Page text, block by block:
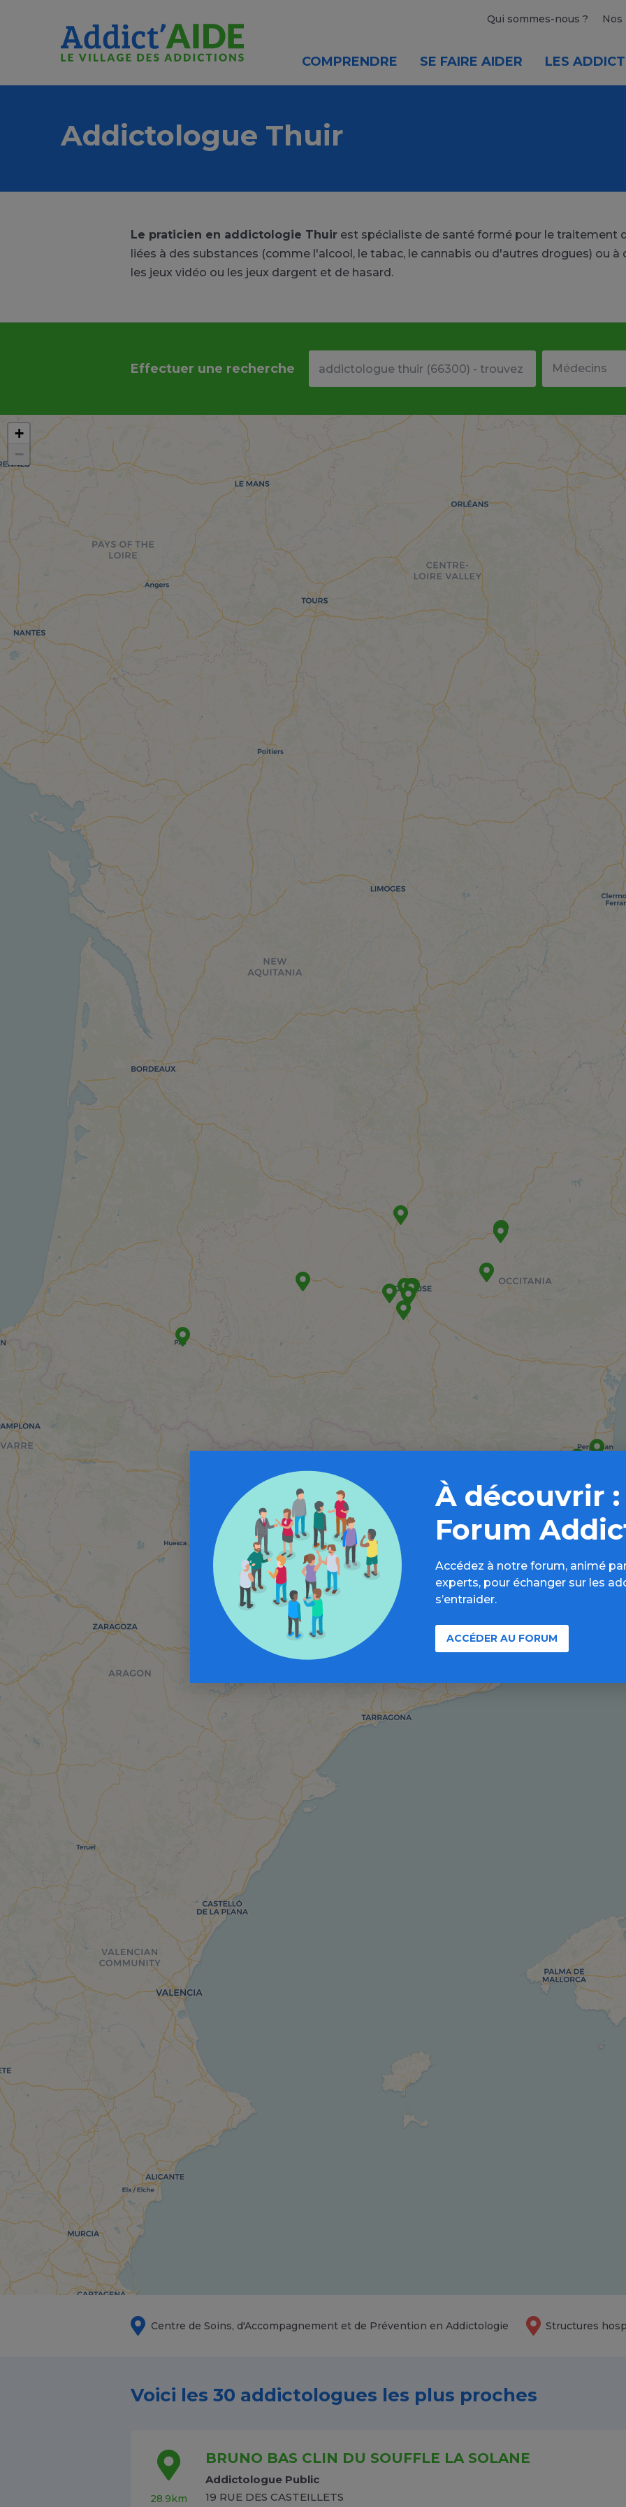
Qui sommes-nous ? Nos
COMPRENDRE SE FAIRE AIDER LES
Addictologue Thuir
Le praticien en addictologie Thuir est spécialiste de santé formé pour le traitement
liées à des substances (comme l'alcool, le tabac, le cannabis ou d'autres drogues) ou
les jeux vidéo ou les jeux dargent et de hasard.
Effectuer une recherche
+
−
Centre de Soins, d'Accompagnement et de Prévention en Addictologie Structures
Voici les 30 addictologues les plus proches
28.9km
BRUNO BAS CLIN DU SOUFFLE LA SOLANE
Addictologue Public
19 RUE DES CASTEILLETS
À découvrir :
Forum
Accédez à notre forum, animé
experts, pour échanger sur les
s’entraider.
ACCÉDER AU FORUM